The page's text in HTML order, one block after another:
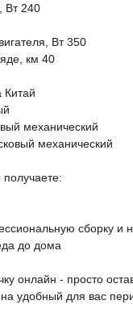
Вт 240
Вт 350
км 40
Китай
механический
механический
получаете:
сборку и
до дома
онлайн - просто
удобный для вас